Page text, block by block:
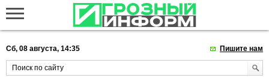
Сб, 08 августа, 14:35 Пишите нам